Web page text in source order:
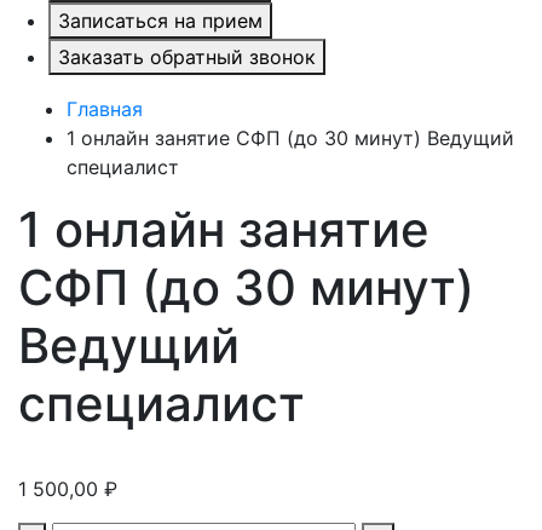
Записаться на прием
Заказать обратный звонок
Главная
1 онлайн занятие СФП (до 30 минут) Ведущий
специалист
1 онлайн занятие
СФП (до 30 минут)
Ведущий
специалист
1 500,00 ₽